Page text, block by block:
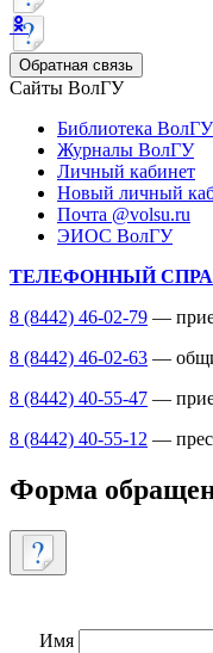
Обратная связь
Сайты ВолГУ
Библиотека ВолГУ
Журналы ВолГУ
Личный кабинет
Новый личный
Почта @volsu.ru
ЭИОС ВолГУ
ТЕЛЕФОННЫЙ
8 (8442) 46-02-79 —
8 (8442) 46-02-63 —
8 (8442) 40-55-47 —
8 (8442) 40-55-12 —
Форма
Имя